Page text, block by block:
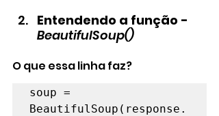
Entendendo a função -
BeautifulSoup()
O que essa linha faz?
soup =
BeautifulSoup(response.